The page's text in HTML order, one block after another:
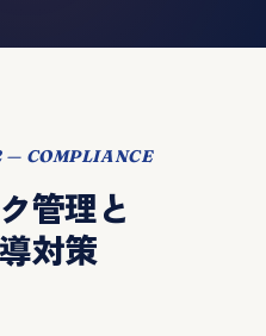
— COMPLIANCE
管理と
対策